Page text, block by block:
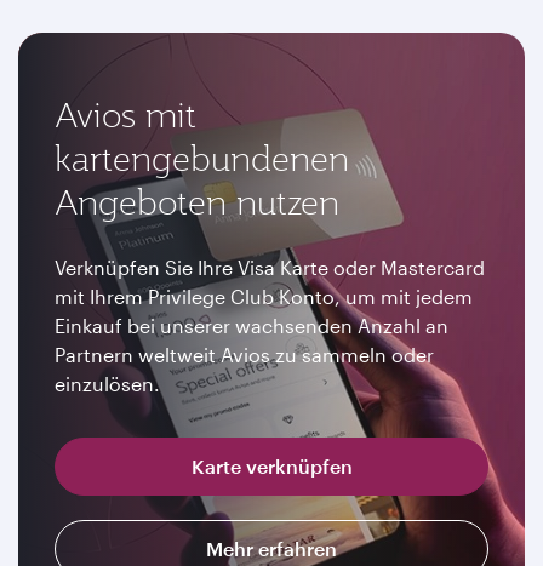
Avios mit
kartengebundenen
Angeboten nutzen
Verknüpfen Sie Ihre Visa Karte oder Mastercard
mit Ihrem Privilege Club Konto, um mit jedem
Einkauf bei unserer wachsenden Anzahl an
Partnern weltweit Avios zu sammeln oder
einzulösen.
Karte verknüpfen
Mehr erfahren